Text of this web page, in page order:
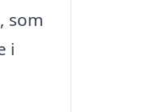
som
i